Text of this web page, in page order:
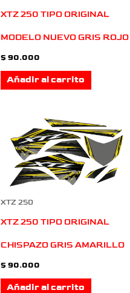
XTZ 250 TIPO ORIGINAL
MODELO NUEVO GRIS ROJO
$ 90.000
Añadir al carrito
XTZ 250
XTZ 250 TIPO ORIGINAL
CHISPAZO GRIS AMARILLO
$ 90.000
Añadir al carrito